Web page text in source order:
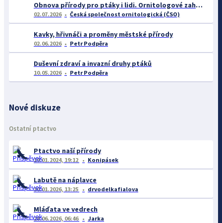
Obnova přírody pro ptáky i lidi. Ornitologové zahájili důležitý projekt pro rozvoj Střimické výsypky
02.07.2026 Česká společnost ornitologická (ČSO)
Kavky, hřivnáči a proměny městské přírody
02.06.2026 Petr Podpěra
Duševní zdraví a invazní druhy ptáků
10.05.2026 Petr Podpěra
Nové diskuze
Ostatní ptactvo
Ptactvo naší přírody
19.01.2024, 19:12 Konipásek
Labutě na náplavce
30.01.2026, 13:25 drvodelkafialova
Mláďata ve vedrech
28.06.2026, 06:46 Jarka